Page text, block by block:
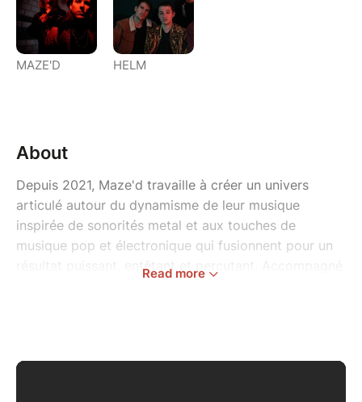
MAZE'D HELM
About
Depuis 2021, Maze'd travaille à créer un univers
articulé autour du dynamisme de leur musique
inspirée de sonorités metal et aux touches de
musique pop et électronique qui fusionnent pour un
résultat puissant, entêtant et percutant. Accompagné
Read more